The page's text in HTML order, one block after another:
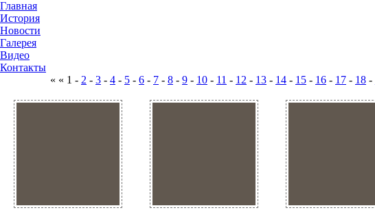
Главная
История
Новости
Галерея
Видео
Контакты
« « 1 - 2 - 3 - 4 - 5 - 6 - 7 - 8 - 9 - 10 - 11 - 12 - 13 - 14 - 15 - 16 - 17 - 18 -